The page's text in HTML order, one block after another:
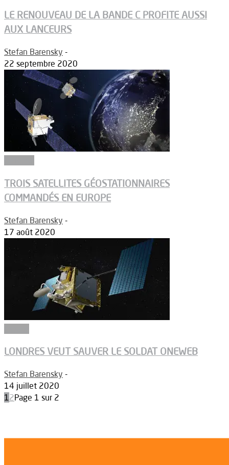
LE RENOUVEAU DE LA BANDE C PROFITE AUSSI
AUX LANCEURS
Stefan Barensky -
22 septembre 2020
TROIS SATELLITES GÉOSTATIONNAIRES
COMMANDÉS EN EUROPE
Stefan Barensky -
17 août 2020
LONDRES VEUT SAUVER LE SOLDAT ONEWEB
Stefan Barensky -
14 juillet 2020
12Page 1 sur 2